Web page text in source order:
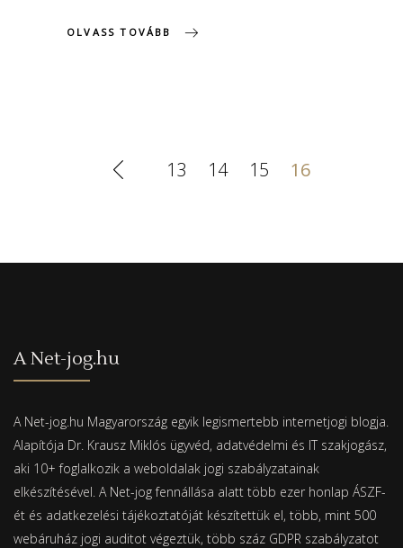
OLVASS TOVÁBB
13 14 15 16
A Net-jog.hu
A Net-jog.hu Magyarország egyik legismertebb internetjogi blogja.
Alapítója Dr. Krausz Miklós ügyvéd, adatvédelmi és IT szakjogász,
aki 10+ foglalkozik a weboldalak jogi szabályzatainak
elkészítésével. A Net-jog fennállása alatt több ezer honlap ÁSZF-
ét és adatkezelési tájékoztatóját készítettük el, több, mint 500
webáruház jogi auditot végeztük, több száz GDPR szabályzatot